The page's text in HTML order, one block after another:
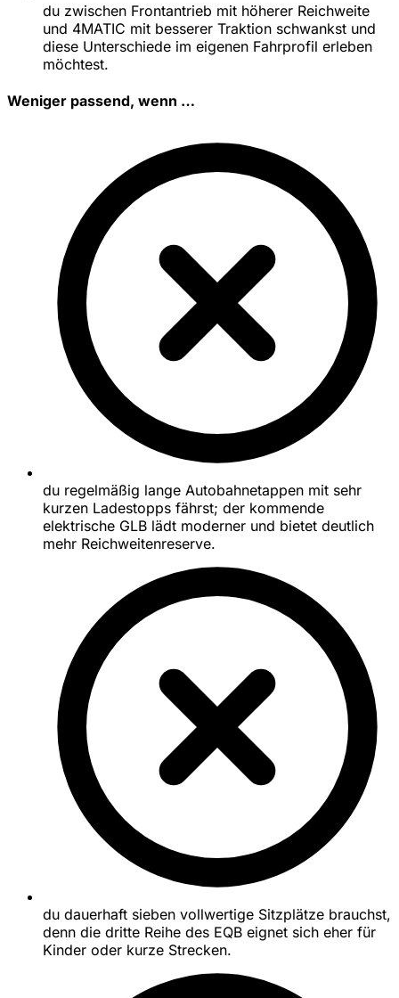
du zwischen Frontantrieb mit höherer Reichweite
und 4MATIC mit besserer Traktion schwankst und
diese Unterschiede im eigenen Fahrprofil erleben
möchtest.
Weniger passend, wenn …
du regelmäßig lange Autobahnetappen mit sehr
kurzen Ladestopps fährst; der kommende
elektrische GLB lädt moderner und bietet deutlich
mehr Reichweitenreserve.
du dauerhaft sieben vollwertige Sitzplätze brauchst,
denn die dritte Reihe des EQB eignet sich eher für
Kinder oder kurze Strecken.